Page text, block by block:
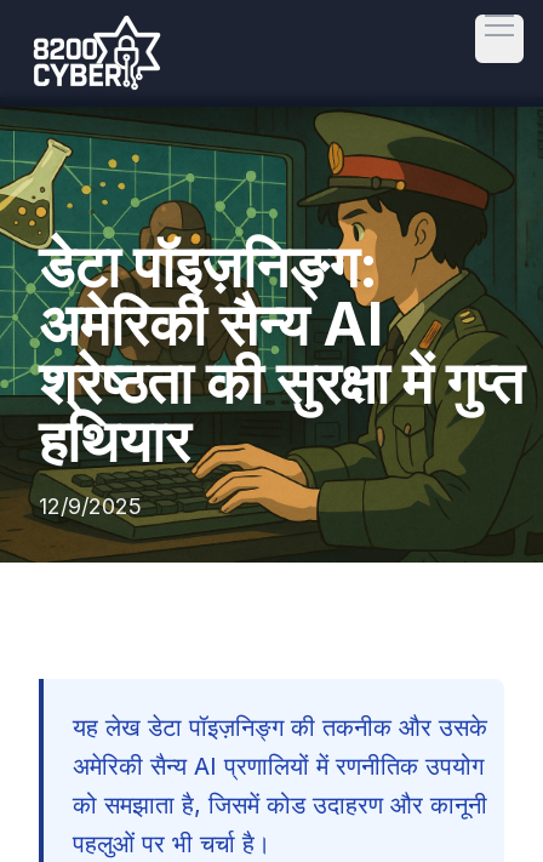
डेटा पॉइज़निङ्ग:
अमेरिकी सैन्य AI
श्रेष्ठता की सुरक्षा में गुप्त
हथियार
12/9/2025
यह लेख डेटा पॉइज़निङ्ग की तकनीक और उसके
अमेरिकी सैन्य AI प्रणालियों में रणनीतिक उपयोग
को समझाता है, जिसमें कोड उदाहरण और कानूनी
पहलुओं पर भी चर्चा है।